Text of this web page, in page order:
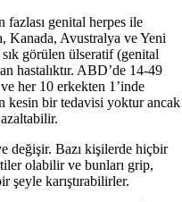
fazlası genital herpes ile
Kanada, Avustralya ve Yeni
görülen ülseratif (genital
hastalıktır. ABD’de 14-49
her 10 erkekten 1’inde
kesin bir tedavisi yoktur ancak
azaltabilir.
değişir. Bazı kişilerde hiçbir
olabilir ve bunları grip,
şeyle karıştırabilirler.